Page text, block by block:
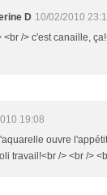
D 10/02/2010
<br /> c'est canaille,
19:08
ouvre
travail!<br /> <br />